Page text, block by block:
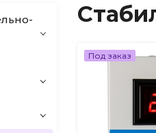
Под заказ